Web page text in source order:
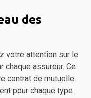
des
votre attention sur le
chaque assureur. Ce
contrat de mutuelle.
pour chaque type